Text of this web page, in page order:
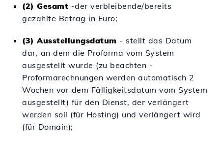
(2) Gesamt -der verbleibende/bereits
gezahlte Betrag in Euro;
(3) Ausstellungsdatum - stellt das Datum
dar, an dem die Proforma vom System
ausgestellt wurde (zu beachten -
Proformarechnungen werden automatisch 2
Wochen vor dem Fälligkeitsdatum vom System
ausgestellt) für den Dienst, der verlängert
werden soll (für Hosting) und verlängert wird
(für Domain);